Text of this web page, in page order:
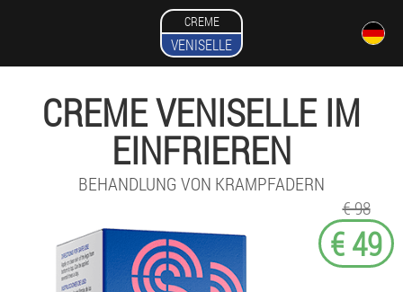
CREME
VENISELLE
CREME VENISELLE IM
EINFRIEREN
BEHANDLUNG VON KRAMPFADERN
€ 98
€ 49